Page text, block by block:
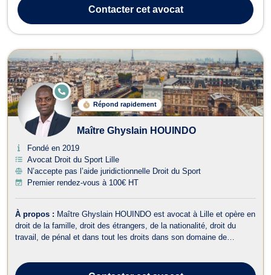
en conseil et en contentieux, avec une pratique tournée vers la
protection,...
Contactercet avocat
Répond rapidement
E
N
G
E
Maître Ghyslain HOUINDO
Fondé en 2019
Avocat Droit du Sport Lille
N’accepte pas l’aide juridictionnelle Droit du Sport
Premier rendez-vous à 100€ HT
À propos : Maître Ghyslain HOUINDO est avocat à Lille et opère en
droit de la famille, droit des étrangers, de la nationalité, droit du
travail, de pénal et dans tout les droits dans son domaine de
lors de ...